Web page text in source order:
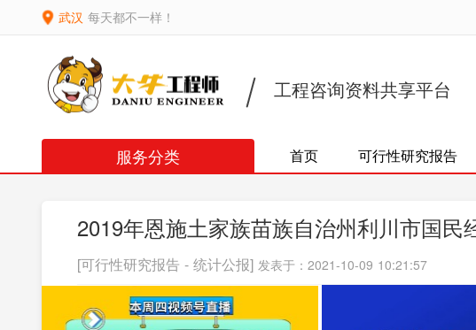
武汉 每天都不一样！
工程咨询资料共享平台
服务分类 首页 可行性研究报告
2019年恩施土家族苗族自治州利川市国
[可行性研究报告 - 统计公报] 发表于：2021-10-09 10:21:57